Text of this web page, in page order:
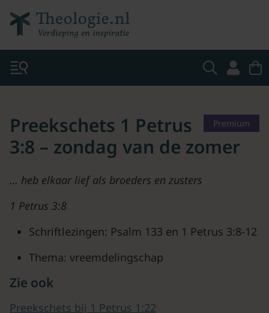
Premium
Preekschets 1 Petrus
3:8 – zondag van de zomer
… heb elkaar lief als broeders en zusters
1 Petrus 3:8
Schriftlezingen: Psalm 133 en 1 Petrus 3:8-12
Thema: vreemdelingschap
Zie ook
Preekschets bij 1 Petrus 1:22